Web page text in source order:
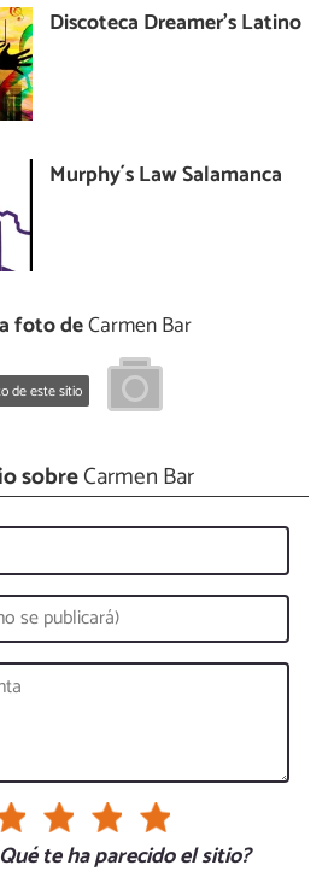
Discoteca Dreamer's Latino
Murphy´s Law Salamanca
foto deCarmen Bar
de este sitio
sobreCarmen Bar
te ha parecido el sitio?